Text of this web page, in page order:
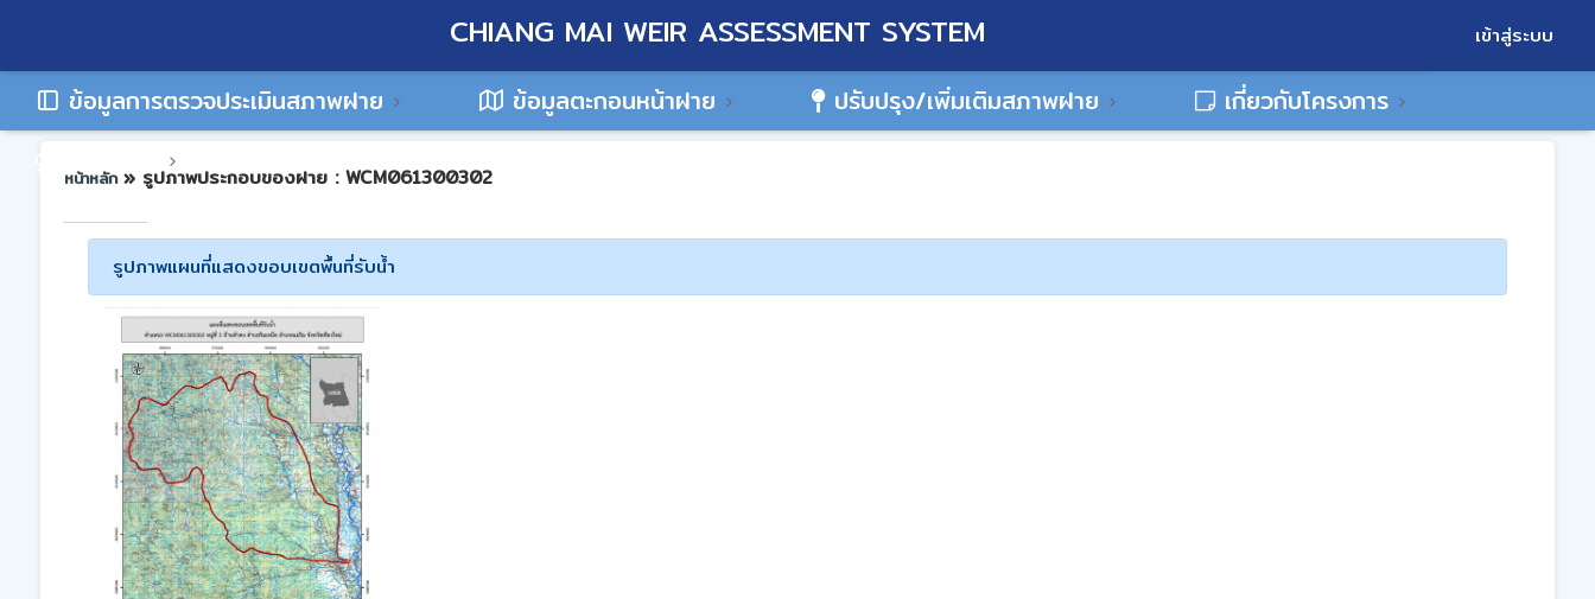
CHIANG MAI WEIR ASSESSMENT SYSTEM เข้าสู่ระบบ
ข้อมูลการตรวจประเมินสภาพฝาย ข้อมูลตะกอนหน้าฝาย ปรับปรุง/เพิ่มเติมสภาพฝาย
เกี่ยวกับโครงการ
หน้าหลัก » รูปภาพประกอบของฝาย : WCM061300302
รูปภาพแผนที่แสดงขอบเขตพื้นที่รับน้ำ